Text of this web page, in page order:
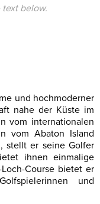
below.
und hochmoderner
nahe der Küste im
vom internationalen
vom Abaton Island
stellt er seine Golfer
ihnen einmalige
Course bietet er
und